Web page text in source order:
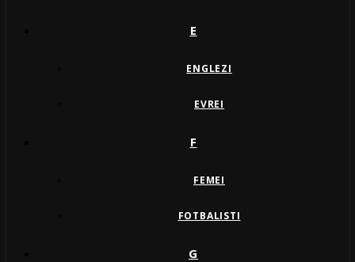
E
ENGLEZI
EVREI
F
FEMEI
FOTBALISTI
G